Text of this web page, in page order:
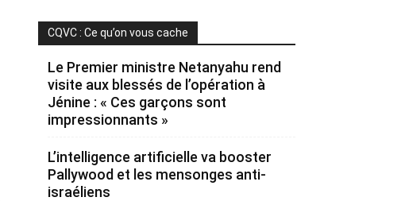
CQVC : Ce qu’on vous cache
Le Premier ministre Netanyahu rend
visite aux blessés de l’opération à
Jénine : « Ces garçons sont
impressionnants »
L’intelligence artificielle va booster
Pallywood et les mensonges anti-
israéliens